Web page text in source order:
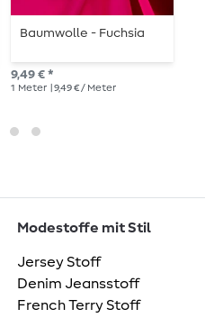
Baumwolle - Fuchsia
9,49 € *
1 Meter | 9,49 € / Meter
Modestoffe mit Stil
Jersey Stoff
Denim Jeansstoff
French Terry Stoff